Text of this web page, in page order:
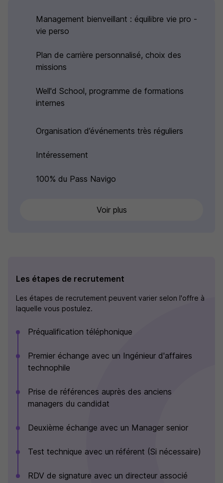
Management bienveillant : équilibre vie pro -
vie perso
Plan de carrière personnalisé, choix des
missions
Well'd School, programme de formations
internes
Organisation d’événements très réguliers
Intéressement
100% du Pass Navigo
Voir plus
Les étapes de recrutement
Les étapes de recrutement peuvent varier selon l'offre à
laquelle vous postulez.
Préqualification téléphonique
Premier échange avec un Ingénieur d'affaires
technophile
Prise de références auprès des anciens
managers du candidat
Deuxième échange avec un Manager senior
Test technique avec un référent (Si nécessaire)
RDV de signature avec un directeur associé